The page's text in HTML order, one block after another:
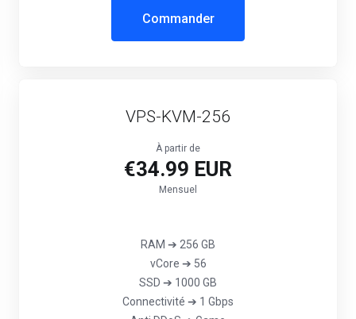
Commander
VPS-KVM-256
À partir de
€34.99 EUR
Mensuel
RAM ➔ 256 GB
vCore ➔ 56
SSD ➔ 1000 GB
Connectivité ➔ 1 Gbps